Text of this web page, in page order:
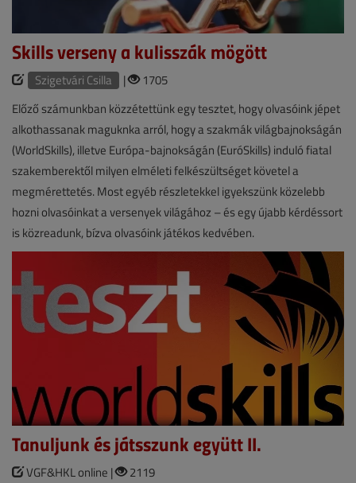
Skills verseny a kulisszák mögött
Szigetvári Csilla |
1705
Előző számunkban közzétettünk egy tesztet, hogy olvasóink jépet
alkothassanak maguknka arról, hogy a szakmák világbajnokságán
(WorldSkills), illetve Európa-bajnokságán (EuróSkills) induló fiatal
szakemberektől milyen elméleti felkészültséget követel a
megmérettetés. Most egyéb részletekkel igyekszünk közelebb
hozni olvasóinkat a versenyek világához – és egy újabb kérdéssort
is közreadunk, bízva olvasóink játékos kedvében.
Tanuljunk és játsszunk együtt II.
VGF&HKL online |
2119